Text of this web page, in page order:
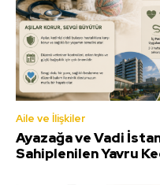
Aile ve İlişkiler
Ayazağa ve Vadi
Sahiplenilen Yavru